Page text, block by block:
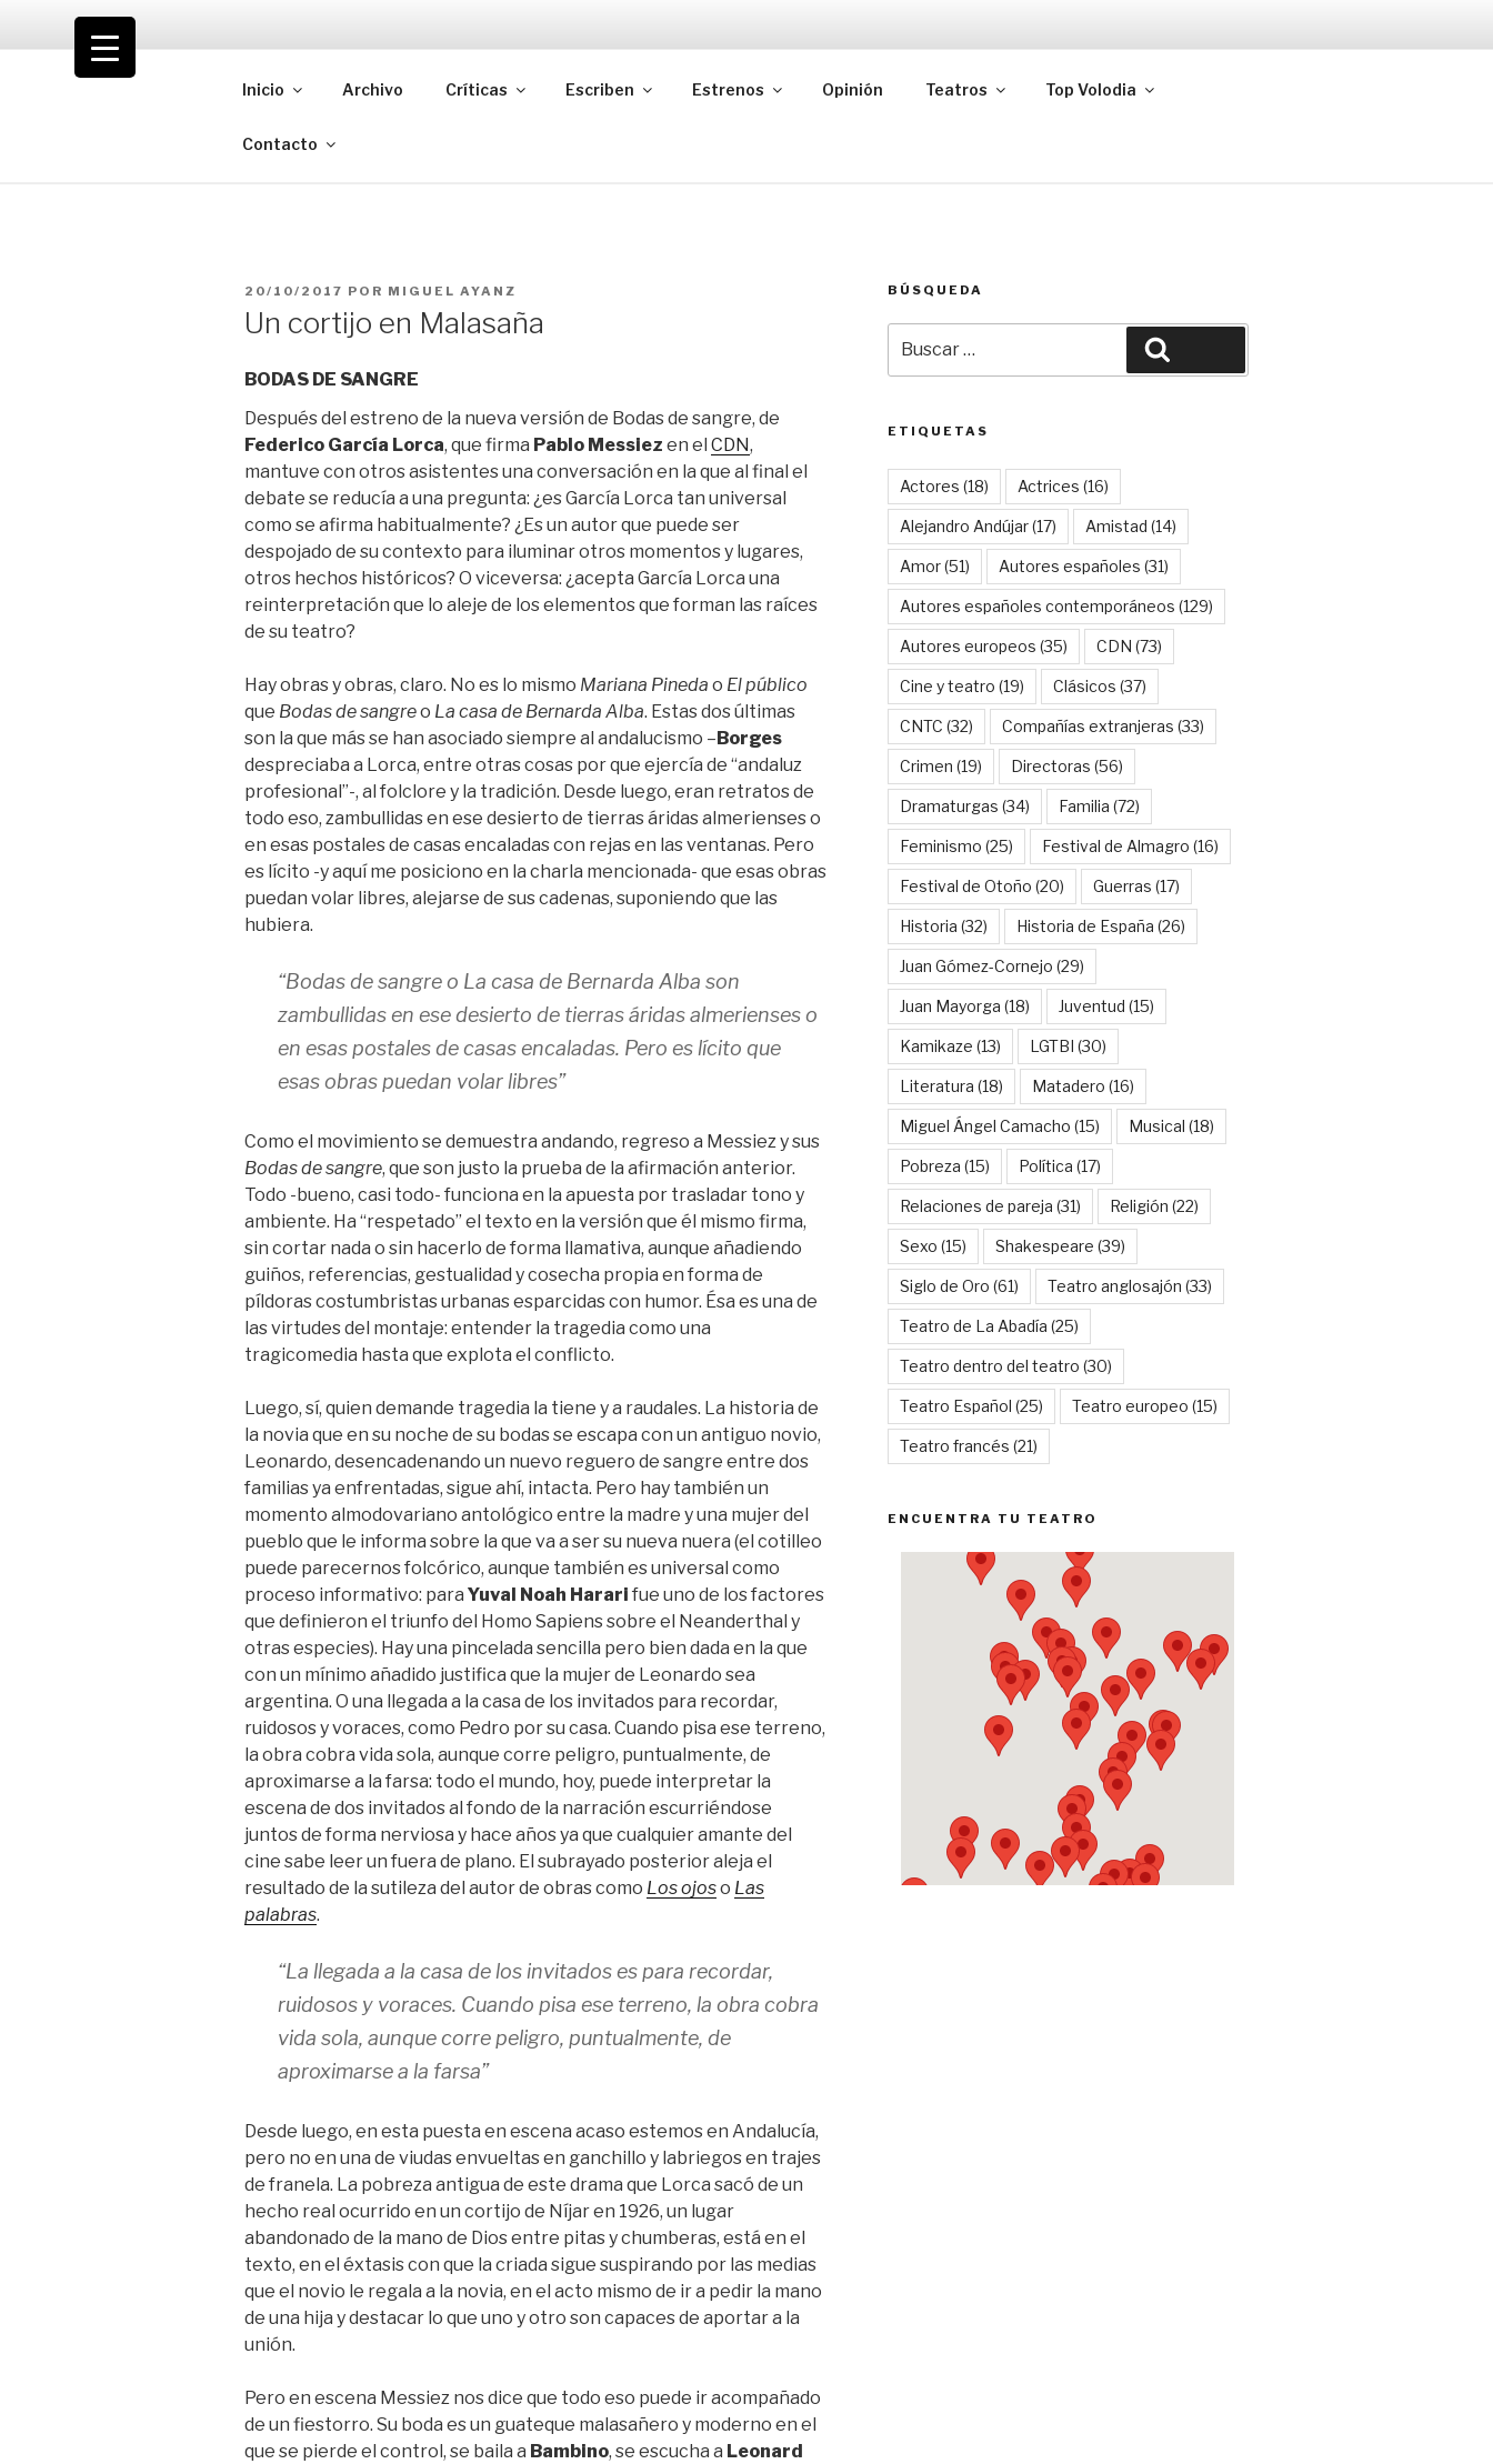
VOLODIA
Inicio Archivo Críticas Escriben Estrenos Opinión Teatros Top Volodia
Contacto
PUBLICADO
20/10/2017 POR MIGUEL AYANZ
Un cortijo en Malasaña
BODAS DE SANGRE
Después del estreno de la nueva versión de Bodas de sangre, de
Federico García Lorca, que firma Pablo Messiez en el CDN,
mantuve con otros asistentes una conversación en la que al final el
debate se reducía a una pregunta: ¿es García Lorca tan universal
como se afirma habitualmente? ¿Es un autor que puede ser
despojado de su contexto para iluminar otros momentos y lugares,
otros hechos históricos? O viceversa: ¿acepta García Lorca una
reinterpretación que lo aleje de los elementos que forman las raíces
de su teatro?
Hay obras y obras, claro. No es lo mismo Mariana Pineda o El público
que Bodas de sangreo La casa de Bernarda Alba. Estas dos últimas
son la que más se han asociado siempre al andalucismo – Borges
despreciaba a Lorca, entre otras cosas por que ejercía de “andaluz
profesional”-, al folclore y la tradición. Desde luego, eran retratos de
todo eso, zambullidas en ese desierto de tierras áridas almerienses o
en esas postales de casas encaladas con rejas en las ventanas. Pero
es lícito -y aquí me posiciono en la charla mencionada- que esas obras
puedan volar libres, alejarse de sus cadenas, suponiendo que las
hubiera.
“Bodas de sangre o La casa de Bernarda Alba son
zambullidas en ese desierto de tierras áridas almerienses o
en esas postales de casas encaladas. Pero es lícito que
esas obras puedan volar libres”
Como el movimiento se demuestra andando, regreso a Messiez y sus
Bodas de sangre, que son justo la prueba de la afirmación anterior.
Todo -bueno, casi todo- funciona en la apuesta por trasladar tono y
ambiente. Ha “respetado” el texto en la versión que él mismo firma,
sin cortar nada o sin hacerlo de forma llamativa, aunque añadiendo
guiños, referencias, gestualidad y cosecha propia en forma de
píldoras costumbristas urbanas esparcidas con humor. Ésa es una de
las virtudes del montaje: entender la tragedia como una
tragicomedia hasta que explota el conflicto.
Luego, sí, quien demande tragedia la tiene y a raudales. La historia de
la novia que en su noche de su bodas se escapa con un antiguo novio,
Leonardo, desencadenando un nuevo reguero de sangre entre dos
familias ya enfrentadas, sigue ahí, intacta. Pero hay también un
momento almodovariano antológico entre la madre y una mujer del
pueblo que le informa sobre la que va a ser su nueva nuera (el cotilleo
puede parecernos folcórico, aunque también es universal como
proceso informativo: para Yuval Noah Harari fue uno de los factores
que definieron el triunfo del Homo Sapiens sobre el Neanderthal y
otras especies). Hay una pincelada sencilla pero bien dada en la que
con un mínimo añadido justifica que la mujer de Leonardo sea
argentina. O una llegada a la casa de los invitados para recordar,
ruidosos y voraces, como Pedro por su casa. Cuando pisa ese terreno,
la obra cobra vida sola, aunque corre peligro, puntualmente, de
aproximarse a la farsa: todo el mundo, hoy, puede interpretar la
escena de dos invitados al fondo de la narración escurriéndose
juntos de forma nerviosa y hace años ya que cualquier amante del
cine sabe leer un fuera de plano. El subrayado posterior aleja el
resultado de la sutileza del autor de obras como Los ojoso Las
palabras.
“La llegada a la casa de los invitados es para recordar,
ruidosos y voraces. Cuando pisa ese terreno, la obra cobra
vida sola, aunque corre peligro, puntualmente, de
aproximarse a la farsa”
Desde luego, en esta puesta en escena acaso estemos en Andalucía,
pero no en una de viudas envueltas en ganchillo y labriegos en trajes
de franela. La pobreza antigua de este drama que Lorca sacó de un
hecho real ocurrido en un cortijo de Níjar en 1926, un lugar
abandonado de la mano de Dios entre pitas y chumberas, está en el
texto, en el éxtasis con que la criada sigue suspirando por las medias
que el novio le regala a la novia, en el acto mismo de ir a pedir la mano
de una hija y destacar lo que uno y otro son capaces de aportar a la
unión.
Pero en escena Messiez nos dice que todo eso puede ir acompañado
de un fiestorro. Su boda es un guateque malasañero y moderno en el
que se pierde el control, se baila a Bambino, se escucha a Leonard
BÚSQUEDA
por:
ETIQUETAS
Actores (18) Actrices (16)
Alejandro Andújar(17) Amistad (14)
Amor(51) Autores españoles (31)
Autores españoles contemporáneos (129)
Autores europeos (35) CDN (73)
Cine y teatro (19) Clásicos (37)
CNTC (32) Compañías extranjeras (33)
Crimen (19) Directoras (56)
Dramaturgas (34) Familia (72)
Feminismo (25) Festival de Almagro (16)
Festival de Otoño (20) Guerras (17)
Historia (32) Historia de España (26)
Juan Gómez-Cornejo (29)
Juan Mayorga (18) Juventud (15)
Kamikaze (13) LGTBI (30)
Literatura (18) Matadero (16)
Miguel Ángel Camacho (15) Musical (18)
Pobreza (15) Política (17)
Relaciones de pareja (31) Religión (22)
Sexo (15) Shakespeare (39)
Siglo de Oro (61) Teatro anglosajón (33)
Teatro de La Abadía (25)
Teatro dentro del teatro (30)
Teatro Español (25) Teatro europeo (15)
Teatro francés (21)
ENCUENTRA TU TEATRO